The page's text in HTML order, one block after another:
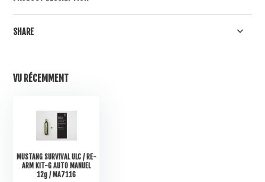
SHARE
VU RÉCEMMENT
MUSTANG SURVIVAL ULC / RE-
ARM KIT-G AUTO MANUEL
12g / MA7116